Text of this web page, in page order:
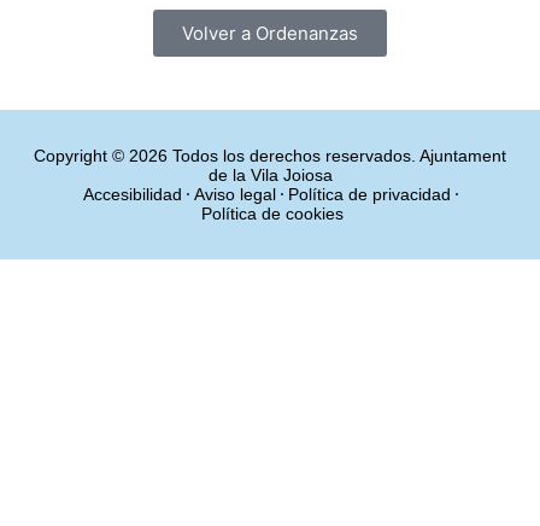
Volver a Ordenanzas
Copyright © 2026 Todos los derechos reservados. Ajuntament
de la Vila Joiosa
Accesibilidad
Aviso legal
Política de privacidad
Política de cookies